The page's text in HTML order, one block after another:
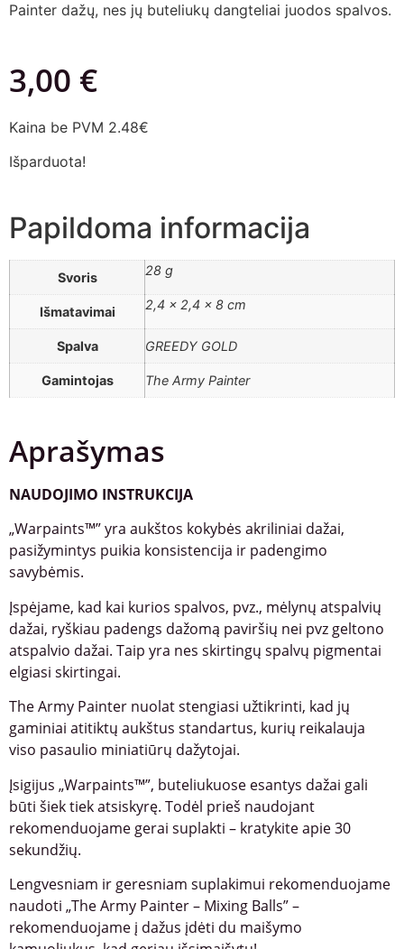
Painter dažų, nes jų buteliukų dangteliai juodos spalvos.
3,00 €
Kaina be PVM 2.48€
Išparduota!
Papildoma informacija
Svoris 28 g
Išmatavimai 2,4 × 2,4 × 8 cm
Spalva GREEDY GOLD
Gamintojas The Army Painter
Aprašymas
NAUDOJIMO INSTRUKCIJA
„Warpaints™” yra aukštos kokybės akriliniai dažai,
pasižymintys puikia konsistencija ir padengimo
savybėmis.
Įspėjame, kad kai kurios spalvos, pvz., mėlynų atspalvių
dažai, ryškiau padengs dažomą paviršių nei pvz geltono
atspalvio dažai. Taip yra nes skirtingų spalvų pigmentai
elgiasi skirtingai.
The Army Painter nuolat stengiasi užtikrinti, kad jų
gaminiai atitiktų aukštus standartus, kurių reikalauja
viso pasaulio miniatiūrų dažytojai.
Įsigijus „Warpaints™”, buteliukuose esantys dažai gali
būti šiek tiek atsiskyrę. Todėl prieš naudojant
rekomenduojame gerai suplakti – kratykite apie 30
sekundžių.
Lengvesniam ir geresniam suplakimui rekomenduojame
naudoti „The Army Painter – Mixing Balls” –
rekomenduojame į dažus įdėti du maišymo